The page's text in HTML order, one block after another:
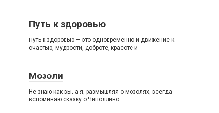
Путь к здоровью
Путь к здоровью — это одновременно и движение к
счастью, мудрости, доброте, красоте и
Мозоли
Не знаю как вы, а я, размышляя о мозолях, всегда
вспоминаю сказку о Чиполлино.